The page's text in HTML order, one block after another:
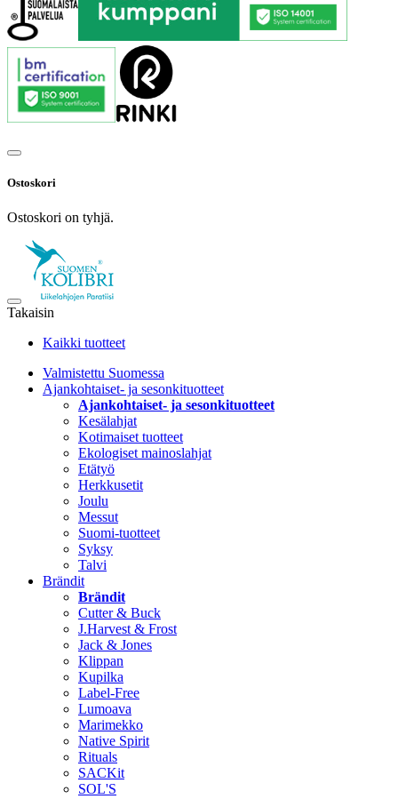
Ostoskori
Ostoskori on tyhjä.
Takaisin
Kaikki tuotteet
Valmistettu Suomessa
Ajankohtaiset- ja sesonkituotteet
Ajankohtaiset- ja sesonkituotteet
Kesälahjat
Kotimaiset tuotteet
Ekologiset mainoslahjat
Etätyö
Herkkusetit
Joulu
Messut
Suomi-tuotteet
Syksy
Talvi
Brändit
Brändit
Cutter & Buck
J.Harvest & Frost
Jack & Jones
Klippan
Kupilka
Label-Free
Lumoava
Marimekko
Native Spirit
Rituals
SACKit
SOL'S